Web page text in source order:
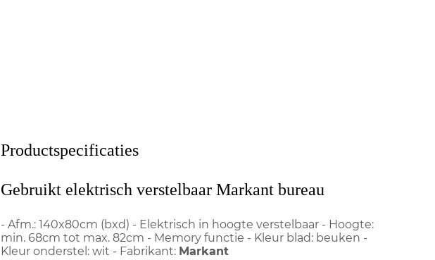
Productspecificaties
Gebruikt elektrisch verstelbaar Markant bureau
- Afm.: 140x80cm (bxd) - Elektrisch in hoogte verstelbaar - Hoogte:
min. 68cm tot max. 82cm - Memory functie - Kleur blad: beuken -
Kleur onderstel: wit - Fabrikant: Markant